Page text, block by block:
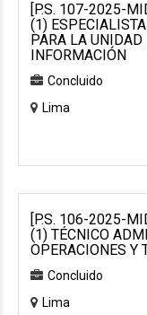
[P.S. 107-2025-
(1)
PARA LA UNIDAD
INFORMACIÓN
Concluido
Lima
[P.S. 106-2025-
(1) TÉCNICO
OPERACIONES Y
Concluido
Lima